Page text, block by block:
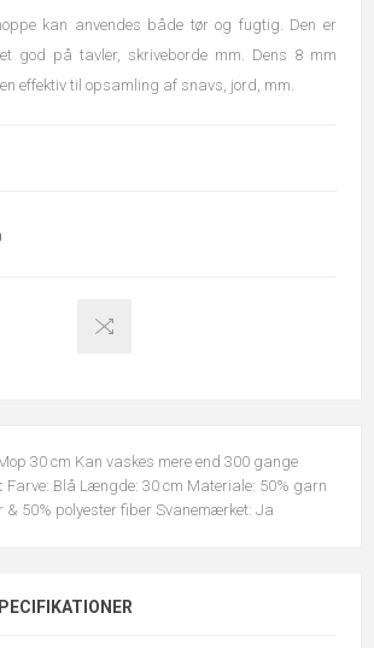
kan anvendes både tør og fugtig. Den er
god på tavler, skriveborde mm. Dens 8 mm
effektiv til opsamling af snavs, jord, mm.
30 cm Kan vaskes mere end 300 gange
Farve: Blå Længde: 30 cm Materiale: 50% garn
& 50% polyester fiber Svanemærket: Ja